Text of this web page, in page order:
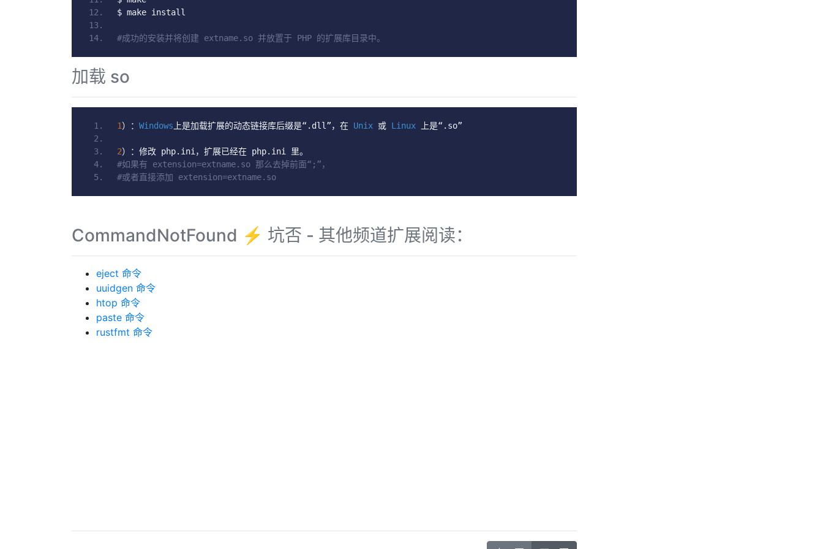
$ make install
#成功的安装并将创建 extname.so 并放置于 PHP 的扩展库目录中。
加载 so
1）： Windows 上是加载扩展的动态链接库后缀是“. dll ”，在 Unix 或 Linux 上是“. so”
2）：修改 php. ini ，扩展已经在 php. ini 里。
#如果有 extension=extname.so 那么去掉前面“;”，
#或者直接添加 extension=extname.so
CommandNotFound ⚡️ 坑否 - 其他频道扩展阅读：
eject 命令
uuidgen 命令
htop 命令
paste 命令
rustfmt 命令